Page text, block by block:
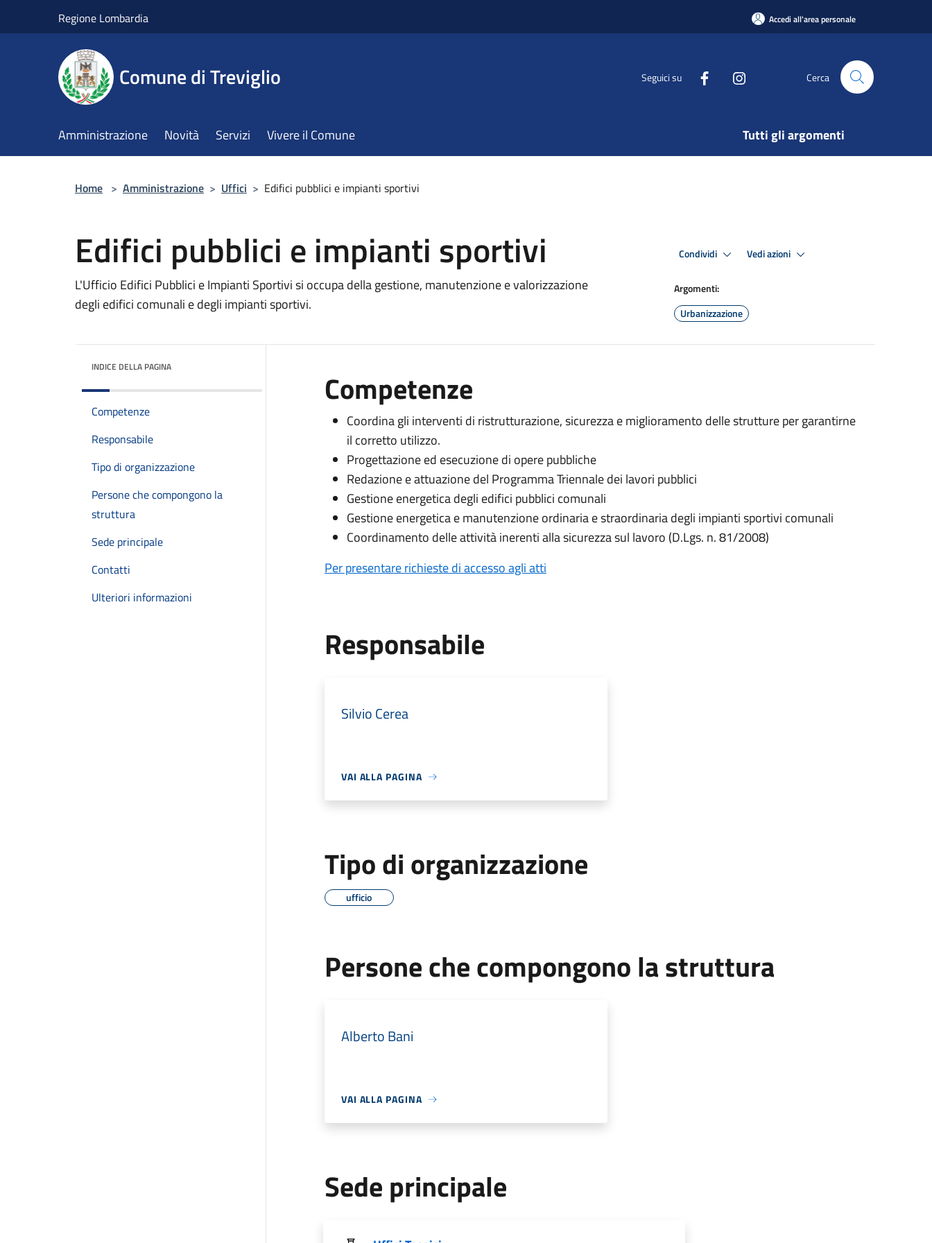
Regione Lombardia Accedi all'area personale
Comune di Treviglio Seguici su Cerca
Amministrazione Novità Servizi Vivere il Comune Tutti gli argomenti
Home > Amministrazione > Uffici > Edifici pubblici e impianti sportivi
Edifici pubblici e impianti sportivi
L'Ufficio Edifici Pubblici e Impianti Sportivi si occupa della gestione, manutenzione e valorizzazione
degli edifici comunali e degli impianti sportivi.
Condividi Vedi azioni
Argomenti:
Urbanizzazione
INDICE DELLA PAGINA
Competenze
Responsabile
Tipo di organizzazione
Persone che compongono la
struttura
Sede principale
Contatti
Ulteriori informazioni
Competenze
Coordina gli interventi di ristrutturazione, sicurezza e miglioramento delle strutture per garantirne
il corretto utilizzo.
Progettazione ed esecuzione di opere pubbliche
Redazione e attuazione del Programma Triennale dei lavori pubblici
Gestione energetica degli edifici pubblici comunali
Gestione energetica e manutenzione ordinaria e straordinaria degli impianti sportivi comunali
Coordinamento delle attività inerenti alla sicurezza sul lavoro (D.Lgs. n. 81/2008)
Per presentare richieste di accesso agli atti
Responsabile
Silvio Cerea
VAI ALLA PAGINA
Tipo di organizzazione
ufficio
Persone che compongono la struttura
Alberto Bani
VAI ALLA PAGINA
Sede principale